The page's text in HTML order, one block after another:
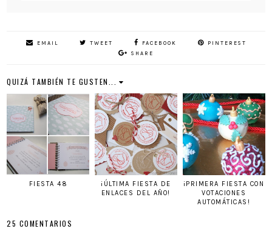
EMAIL TWEET FACEBOOK
PINTEREST
SHARE
QUIZÁ TAMBIÉN TE GUSTEN...
FIESTA 48
¡ÚLTIMA FIESTA DE
ENLACES DEL AÑO!
¡PRIMERA FIESTA CON
VOTACIONES
AUTOMÁTICAS!
25 COMENTARIOS